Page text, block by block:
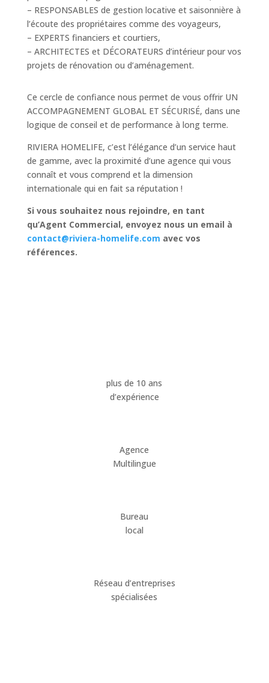
– RESPONSABLES de gestion locative et saisonnière à
l’écoute des propriétaires comme des voyageurs,
– EXPERTS financiers et courtiers,
– ARCHITECTES et DÉCORATEURS d’intérieur pour vos
projets de rénovation ou d’aménagement.
Ce cercle de confiance nous permet de vous offrir UN
ACCOMPAGNEMENT GLOBAL ET SÉCURISÉ, dans une
logique de conseil et de performance à long terme.
RIVIERA HOMELIFE, c’est l’élégance d’un service haut
de gamme, avec la proximité d’une agence qui vous
connaît et vous comprend et la dimension
internationale qui en fait sa réputation !
Si vous souhaitez nous rejoindre, en tant
qu’Agent Commercial, envoyez nous un email à
contact@riviera-homelife.com avec vos
références.
plus de 10 ans
d’expérience
Agence
Multilingue
Bureau
local
Réseau d’entreprises
spécialisées